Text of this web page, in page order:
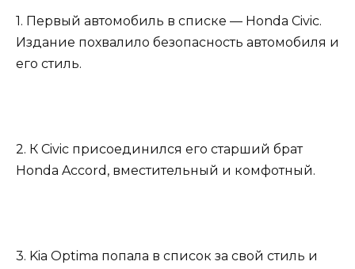
1. Первый автомобиль в списке — Honda Civic.
Издание похвалило безопасность автомобиля и
его стиль.
2. К Civic присоединился его старший брат
Honda Accord, вместительный и комфотный.
3. Kia Optima попала в список за свой стиль и